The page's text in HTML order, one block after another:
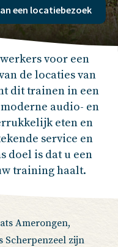
een locatiebezoek
voor een
de locaties van
dit trainen in een
audio- en
eten en
service en
doel is dat u een
training haalt.
Amerongen,
Scherpenzeel zijn